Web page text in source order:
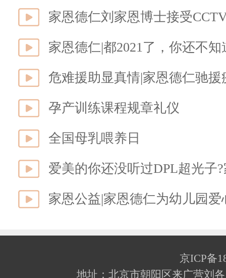
家恩德仁刘家恩博士接受
家恩德仁|都2021了，你还不
危难援助显真情|家恩德仁驰
孕产训练课程规章礼仪
全国母乳喂养日
爱美的你还没听过DPL超光子
家恩公益|家恩德仁为幼儿园
京ICP备
地址：北京市朝阳区来广营刘